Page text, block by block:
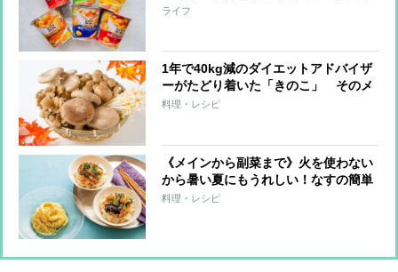
プスープ 「長期保存できる」以外の
ライフ
1年で40kg減のダイエットアドバイザ
ーがたどり着いた「きのこ」 そのメ
リットと簡単スープレシピ
料理・レシピ
《メインから副菜まで》火を使わない
から暑い夏にもうれしい！なすの簡単
レンチンレシピ6つを料理研究家が伝
料理・レシピ